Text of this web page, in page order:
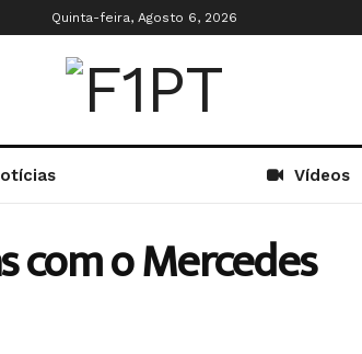
Quinta-feira, Agosto 6, 2026
Vídeos
com o Mercedes